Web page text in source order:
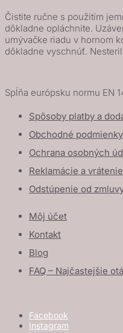
Čistite ručne s použitím
dôkladne opláchnite.
umývačke riadu v hornom
dôkladne vyschnúť.
Spĺňa európsku normu EN
Spôsoby platby a
Obchodné podmienky
Ochrana osobných
Reklamácie a
Odstúpenie od
Môj účet
Kontakt
Blog
FAQ – Najčastejšie
Facebook
Instagram